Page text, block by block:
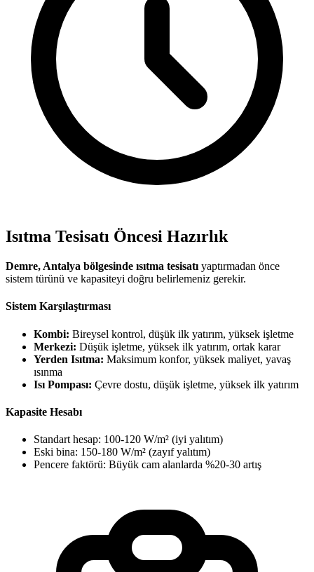
Isıtma Tesisatı Öncesi Hazırlık
Demre, Antalya bölgesinde ısıtma tesisatı yaptırmadan önce
sistem türünü ve kapasiteyi doğru belirlemeniz gerekir.
Sistem Karşılaştırması
Kombi: Bireysel kontrol, düşük ilk yatırım, yüksek işletme
Merkezi: Düşük işletme, yüksek ilk yatırım, ortak karar
Yerden Isıtma: Maksimum konfor, yüksek maliyet, yavaş
ısınma
Isı Pompası: Çevre dostu, düşük işletme, yüksek ilk yatırım
Kapasite Hesabı
Standart hesap: 100-120 W/m² (iyi yalıtım)
Eski bina: 150-180 W/m² (zayıf yalıtım)
Pencere faktörü: Büyük cam alanlarda %20-30 artış